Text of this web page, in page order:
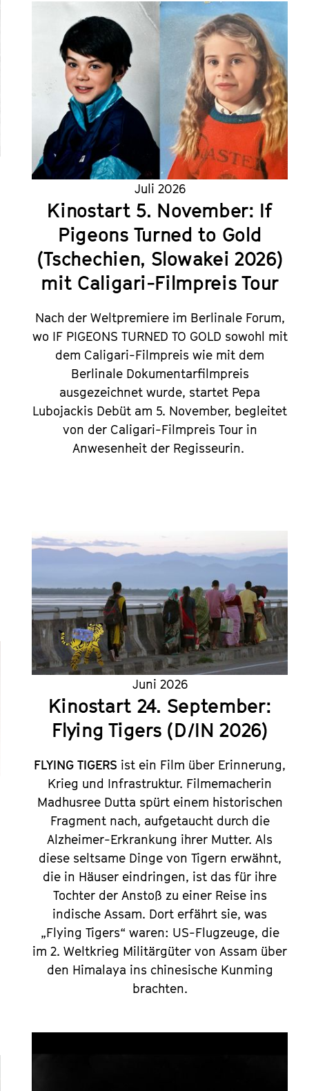
Juli 2026
Kinostart 5. November: If
Pigeons Turned to Gold
(Tschechien, Slowakei 2026)
mit Caligari-Filmpreis Tour
Nach der Weltpremiere im Berlinale Forum,
wo IF PIGEONS TURNED TO GOLD sowohl mit
dem Caligari-Filmpreis wie mit dem
Berlinale Dokumentarfilmpreis
ausgezeichnet wurde, startet Pepa
Lubojackis Debüt am 5. November, begleitet
von der Caligari-Filmpreis Tour in
Anwesenheit der Regisseurin.
Juni 2026
Kinostart 24. September:
Flying Tigers (D/IN 2026)
FLYING TIGERS ist ein Film über Erinnerung,
Krieg und Infrastruktur. Filmemacherin
Madhusree Dutta spürt einem historischen
Fragment nach, aufgetaucht durch die
Alzheimer-Erkrankung ihrer Mutter. Als
diese seltsame Dinge von Tigern erwähnt,
die in Häuser eindringen, ist das für ihre
Tochter der Anstoß zu einer Reise ins
indische Assam. Dort erfährt sie, was
„Flying Tigers“ waren: US-Flugzeuge, die
im 2. Weltkrieg Militärgüter von Assam über
den Himalaya ins chinesische Kunming
brachten.